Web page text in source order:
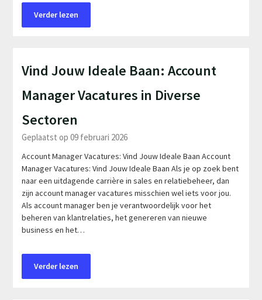
Verder lezen
Vind Jouw Ideale Baan: Account
Manager Vacatures in Diverse
Sectoren
Geplaatst op 09 februari 2026
Account Manager Vacatures: Vind Jouw Ideale Baan Account
Manager Vacatures: Vind Jouw Ideale Baan Als je op zoek bent
naar een uitdagende carrière in sales en relatiebeheer, dan
zijn account manager vacatures misschien wel iets voor jou.
Als account manager ben je verantwoordelijk voor het
beheren van klantrelaties, het genereren van nieuwe
business en het…
Verder lezen